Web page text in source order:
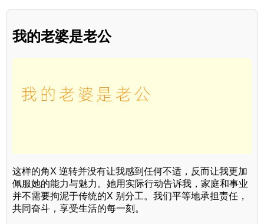
我的老婆是老公
这样的角X 逆转并没有让我感到任何不适，反而让我更加
佩服她的能力与魅力。她用实际行动告诉我，家庭和事业
并不需要拘泥于传统的X 别分工。我们平等地承担责任，
共同奋斗，享受生活的每一刻。